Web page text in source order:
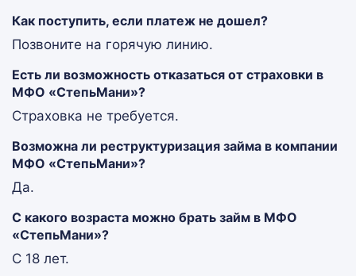
Как поступить, если платеж не дошел?
Позвоните на горячую линию.
Есть ли возможность отказаться от страховки в
МФО «СтепьМани»?
Страховка не требуется.
Возможна ли реструктуризация займа в компании
МФО «СтепьМани»?
Да.
С какого возраста можно брать займ в МФО
«СтепьМани»?
С 18 лет.